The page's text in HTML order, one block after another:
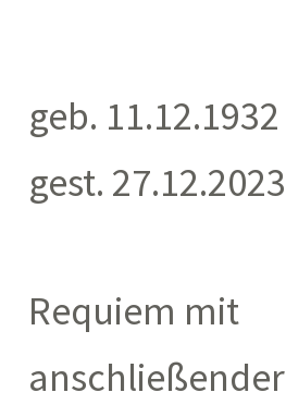
geb. 11.12.1932
gest. 27.12.2023
Requiem mit
anschließender